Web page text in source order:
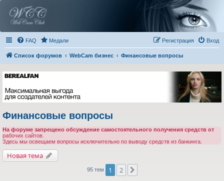
FAQ Медали Вход
Регистрация
Список форумов WebCam бизнес Финансовые вопросы
Финансовые вопросы
На форуме запрещено обсуждение самостоятельного получения средств от
рабочих сайтов.
Здесь мы освещаем вопросы исключительно по выводу средств из банкинга.
Новая тема
95 тем 1 2